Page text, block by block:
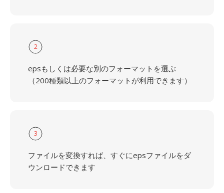
2
epsもしくは必要な別のフォーマットを選ぶ
（200種類以上のフォーマットが利用できます）
3
ファイルを変換すれば、すぐにepsファイルをダ
ウンロードできます